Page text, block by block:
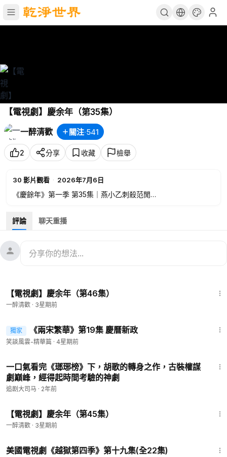
【電視劇】慶余年（第35集）
一醉清歡
關注·541
2 分享 收藏 檢舉
30 影片觀看 · 2026年7月6日
《慶餘年》第一季 第35集｜燕小乙刺殺范閒
范閒為了逼肖恩說出隱藏多年的秘密，故意與高達演了一場「劫
囚」大戲，假裝讓人冒充上杉虎手下救走肖恩，再一路追捕。肖
手。就在雙方僵持不下時，海棠朵朵突然現身。范閒原以為她是
來救肖恩，沒想到海棠朵朵卻坦白，自己真正目的其實是奉苦荷
就在此時，上杉虎率軍趕到，局勢瞬間大亂。上杉虎因見義父肖
手，幸虧肖恩及時阻止，才保住性命。然而更危險的人其實是燕
小乙。燕小乙奉李雲睿之命一路追殺范閒，暗中放箭偷襲，甚至
沒，而郭保坤本人也差點死在燕小乙箭下。最後還是海棠朵朵突
然現身擊退燕小乙，才讓范閒暫時脫離危機。
完全相信陳萍萍。另一方面，司理理為了救范閒，主動替他擋下
燕小乙射來的一箭，讓范閒十分震動。而海棠朵朵中了范閒的藥
水果、一邊聊天，原本敵對的關係，也開始逐漸緩和。
評論 聊天重播
【電視劇】慶余年（第46集）
一醉清歡 · 3星期前
會員專享
獨家 《兩宋繁華》第19集 慶曆新政
笑談風雲-精華篇 · 4星期前
一口氣看完《瑯琊榜》下，胡歌的轉身之作，古裝權謀
劇巔峰，經得起時間考驗的神劇
追剧大司马 · 2年前
【電視劇】慶余年（第45集）
一醉清歡 · 3星期前
美國電視劇《越獄第四季》第十九集(全22集)